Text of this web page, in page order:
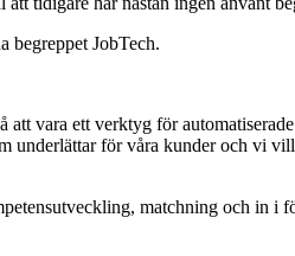
begreppet JobTech.
vara ett verktyg för
för våra kunder och vi
matchning och in i